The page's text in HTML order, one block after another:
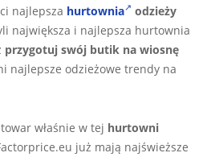
najlepsza hurtownia
odzieży
największa i najlepsza hurtownia
przygotuj swój butik na wiosnę
najlepsze odzieżowe trendy na
właśnie w tej hurtowni
już mają najświeższe